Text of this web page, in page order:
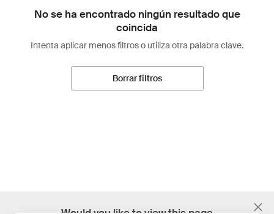
No se ha encontrado ningún resultado que
coincida
Intenta aplicar menos filtros o utiliza otra palabra clave.
Borrar filtros